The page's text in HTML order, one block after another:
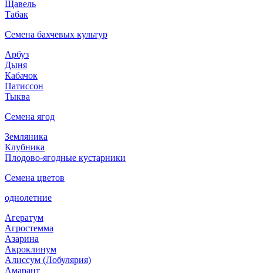
Щавель
Табак
Семена бахчевых культур
Арбуз
Дыня
Кабачок
Патиссон
Тыква
Семена ягод
Земляника
Клубника
Плодово-ягодные кустарники
Семена цветов
однолетние
Агератум
Агростемма
Азарина
Акроклинум
Алиссум (Лобулярия)
Амарант